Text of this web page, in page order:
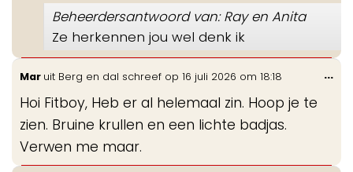
Beheerdersantwoord van: Ray en Anita
Ze herkennen jou wel denk ik
Mar uit Berg en dal schreef op 16 juli 2026 om 18:18
Hoi Fitboy, Heb er al helemaal zin. Hoop je te
zien. Bruine krullen en een lichte badjas.
Verwen me maar.
...